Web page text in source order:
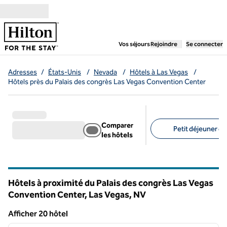
Vos séjours,ouvre un nouvel
Rejoindre Se connecter
Adresses / États-Unis / Nevada / Hôtels à Las Vegas
/
Hôtels près du Palais des congrès Las Vegas Convention Center
Comparer
les hôtels
Petit déjeuner
Hôtels à proximité du Palais des congrès Las Vegas
Convention Center, Las Vegas, NV
Afficher 20 hôtel
Afficher 20 hôtel